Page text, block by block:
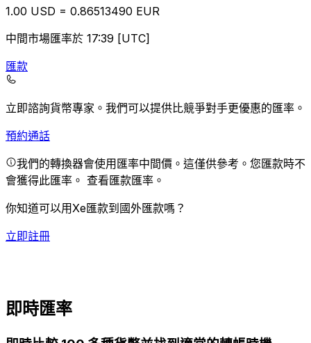
1.00 USD = 0.86513490 EUR
中間市場匯率於 17:39 [UTC]
匯款
立即諮詢貨幣專家。 我們可以提供比競爭對手更優惠的匯率。
預約通話
我們的轉換器會使用匯率中間價。這僅供參考。您匯款時不
會獲得此匯率。 查看匯款匯率。
你知道可以用Xe匯款到國外匯款嗎？
立即註冊
即時匯率